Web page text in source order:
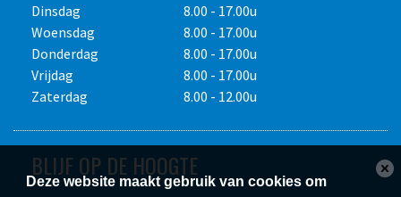
Dinsdag
Woensdag
Donderdag
Vrijdag
Zaterdag
8.00 - 17.00u
8.00 - 17.00u
8.00 - 17.00u
8.00 - 17.00u
8.00 - 12.00u
BLIJF OP DE HOOGTE
Deze website maakt gebruik van cookies om